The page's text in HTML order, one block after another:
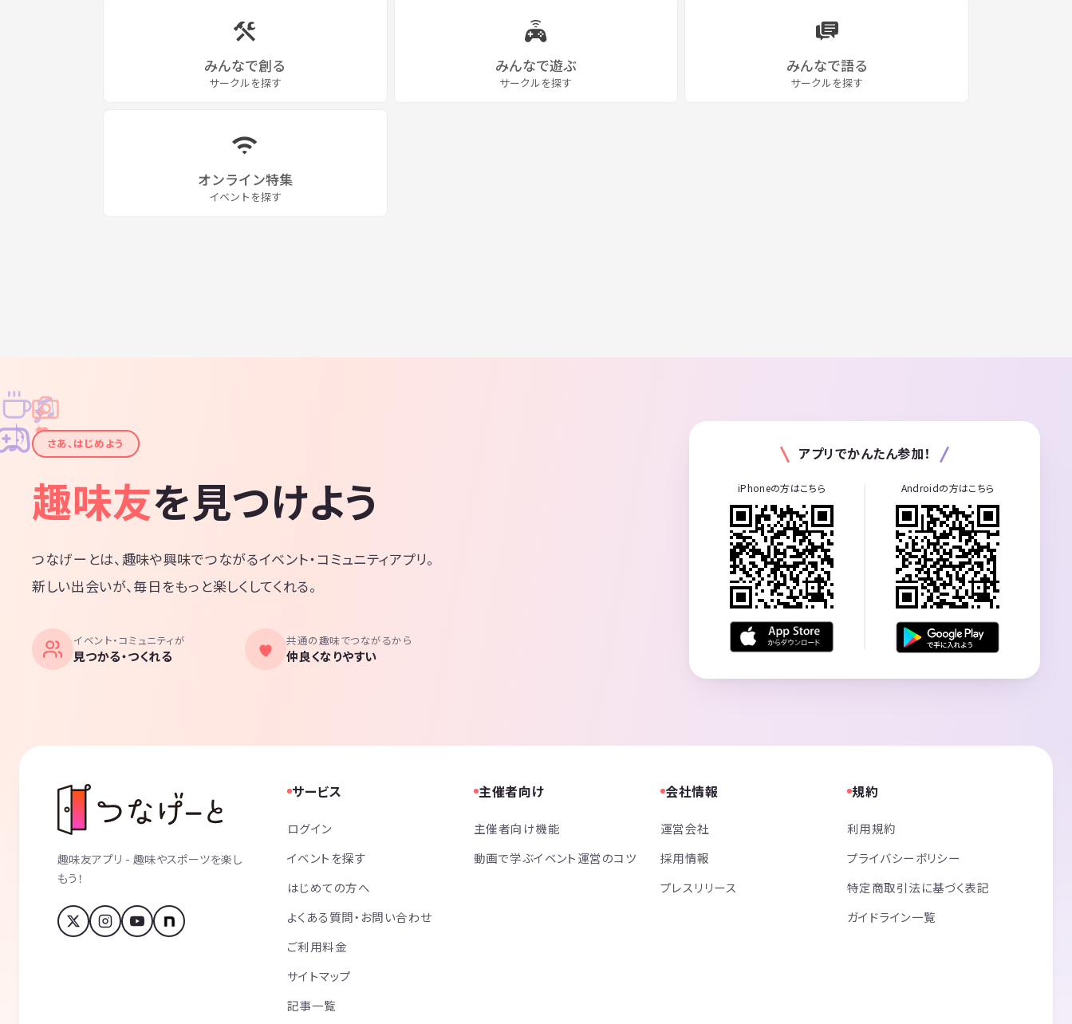
みんなで創る
サークルを探す
みんなで遊ぶ
サークルを探す
みんなで語る
サークルを探す
オンライン特集
イベントを探す
✦
✦
✧
✧
♪
♫
さあ、はじめよう
趣味友を見つけよう
つなげーとは、趣味や興味でつながるイベント・コミュニティアプリ。
新しい出会いが、毎日をもっと楽しくしてくれる。
イベント・コミュニティが
見つかる・つくれる
共通の趣味でつながるから
仲良くなりやすい
アプリでかんたん参加！
iPhoneの方はこちら Androidの方はこちら
趣味友アプリ - 趣味やスポーツを楽し
もう！
サービス
ログイン
イベントを探す
はじめての方へ
よくある質問・お問い合わせ
ご利用料金
サイトマップ
記事一覧
主催者向け
主催者向け機能
動画で学ぶイベント運営のコツ
会社情報
運営会社
採用情報
プレスリリース
規約
利用規約
プライバシーポリシー
特定商取引法に基づく表記
ガイドライン一覧